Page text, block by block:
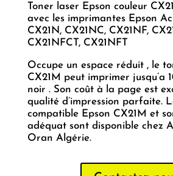
Toner laser Epson couleur
avec les imprimantes Epson
CX21N, CX21NC, CX21NF,
CX21NFCT, CX21NFT
Occupe un espace réduit , le
CX21M peut imprimer jusqu’a
noir . Son coût à la page est
qualité d’impression parfaite.
compatible Epson CX21M et
adéquat sont disponible chez
Oran Algérie.